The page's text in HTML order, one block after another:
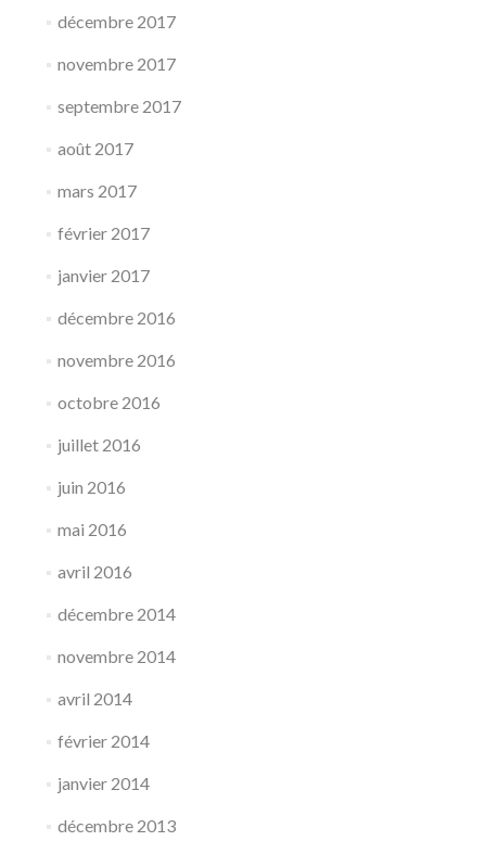
décembre 2017
novembre 2017
septembre 2017
août 2017
mars 2017
février 2017
janvier 2017
décembre 2016
novembre 2016
octobre 2016
juillet 2016
juin 2016
mai 2016
avril 2016
décembre 2014
novembre 2014
avril 2014
février 2014
janvier 2014
décembre 2013